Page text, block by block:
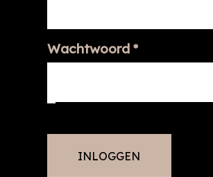
Wachtwoord *Vereist
INLOGGEN